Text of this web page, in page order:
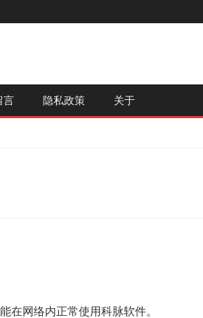
至
言 隐私政策 关于
在网络内正常使用科脉软件。